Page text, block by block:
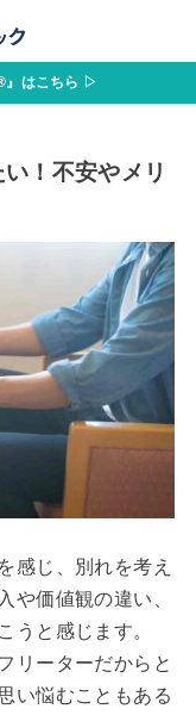
』はこちら ▷
！不安やメリ
感じ、別れを考え
や価値観の違い、
うと感じます。
リーターだからと
い悩むこともある